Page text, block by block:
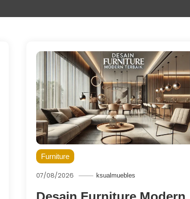
Furniture
07/08/2026 ksualmuebles